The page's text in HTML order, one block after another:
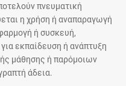
πνευματική
η χρήση ή αναπαραγωγή
ή συσκευή,
εκπαίδευση ή ανάπτυξη
μάθησης ή παρόμοιων
άδεια.